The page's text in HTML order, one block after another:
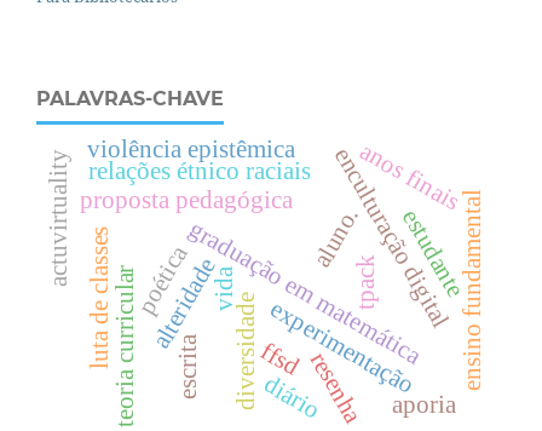
PALAVRAS-CHAVE
proposta pedagógica enculturação digital
escrita diversidade
graduação em matemática
tpack
alteridade
poética
teoria curricular
relações étnico raciais
ffsd
vida
experimentação
aluno.
resenha
estudante
diário
actuvirtuality
aporia
anos finais
ensino fundamental
violência epistêmica
luta de classes